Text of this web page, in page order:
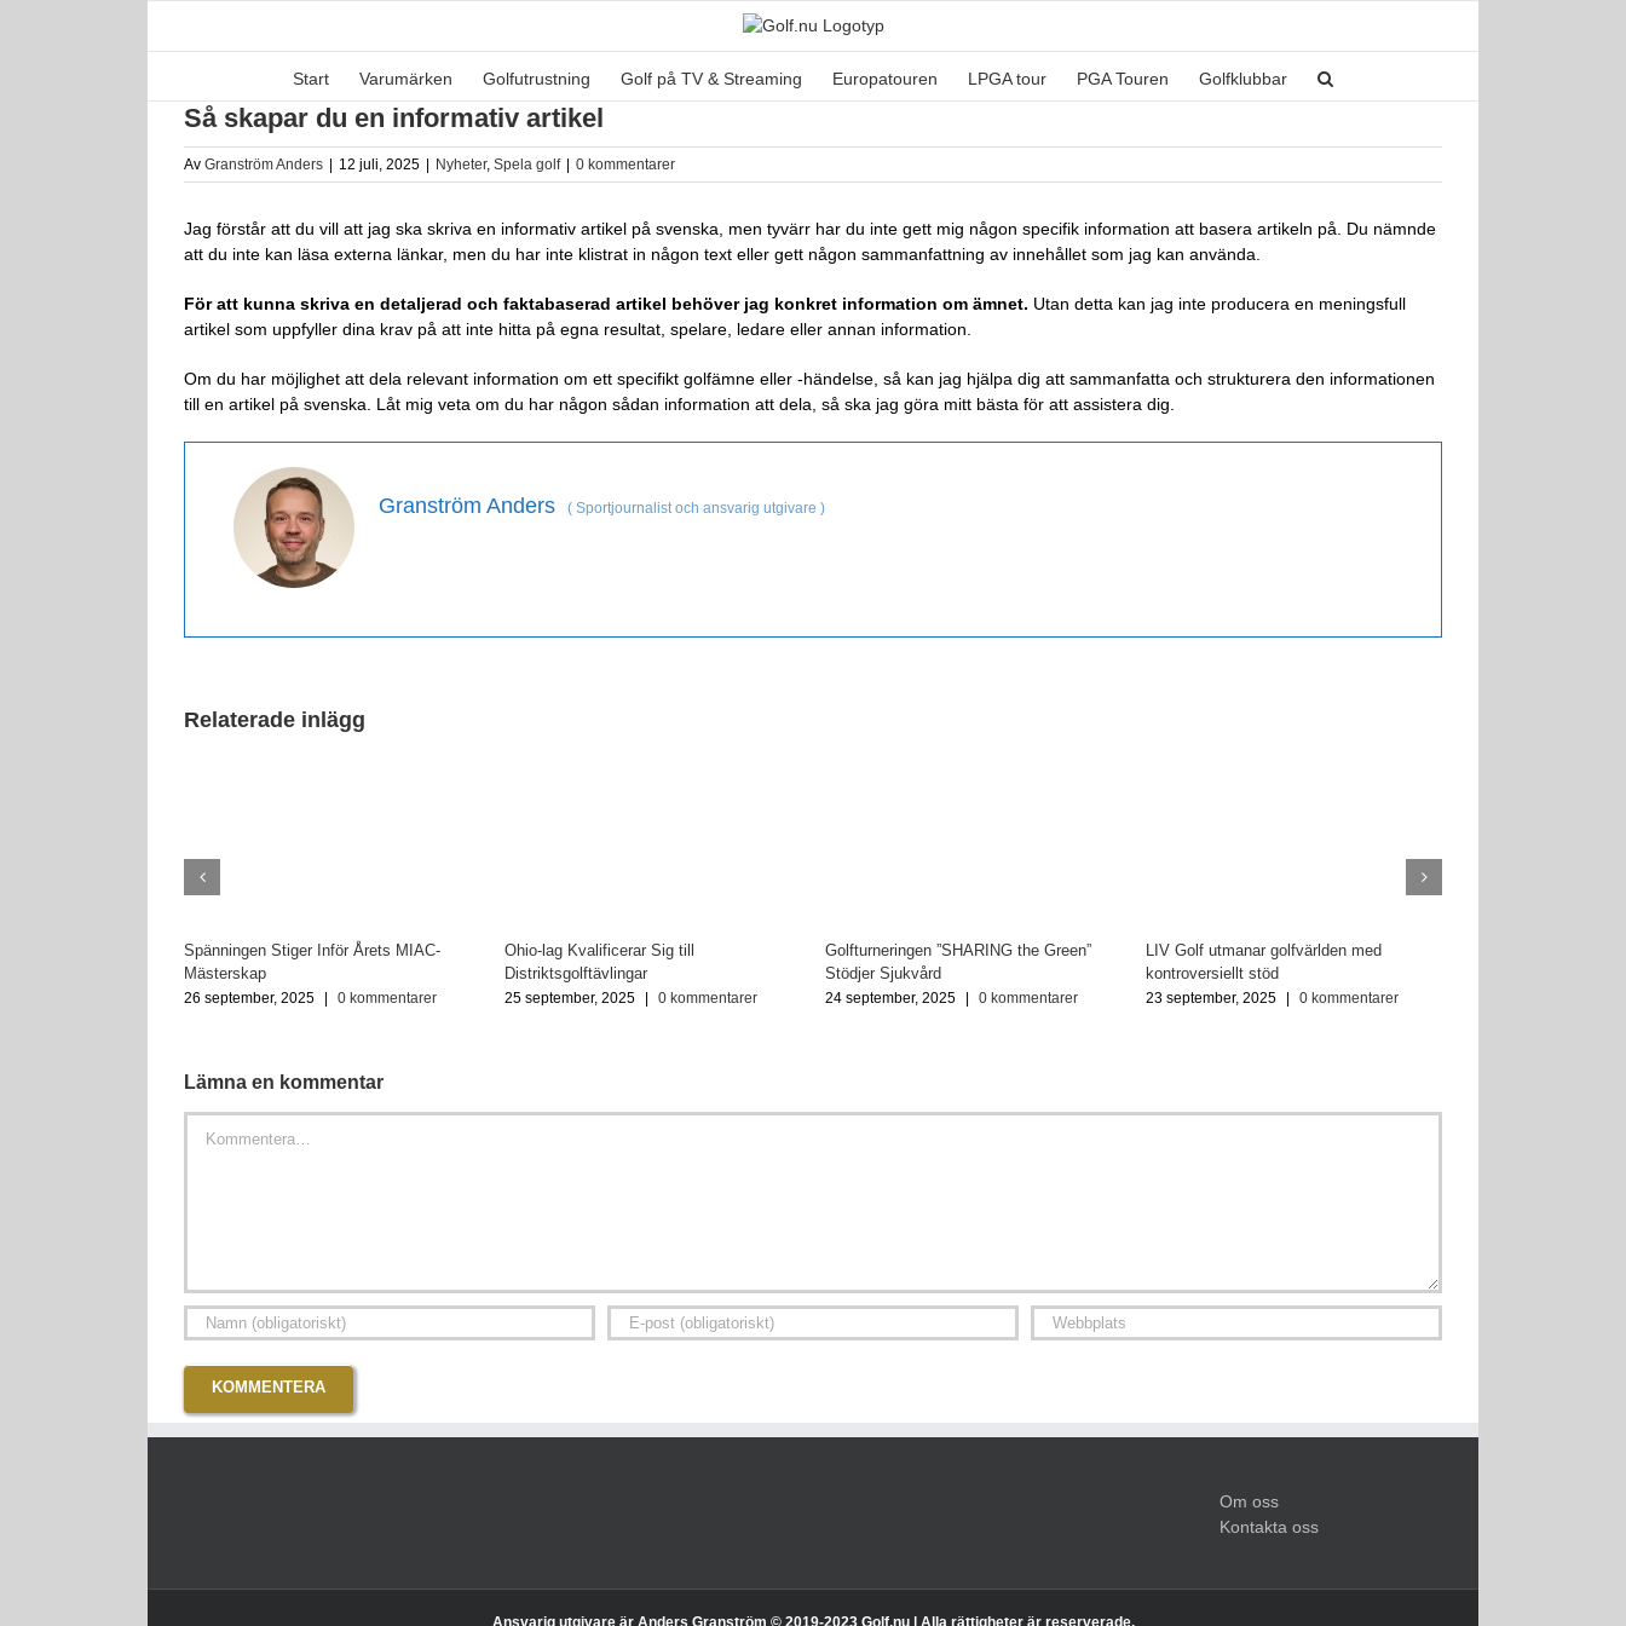
Start
Varumärken Golfutrustning Golf på TV & Streaming Europatouren LPGA tour PGA Touren Golfklubbar
Så skapar du en informativ artikel
Av Granström Anders 12 juli, 2025 Nyheter, Spela golf 0 kommentarer
Jag förstår att du vill att jag ska skriva en informativ artikel på svenska, men tyvärr har du inte gett mig någon specifik information att basera artikeln på. Du nämnde
att du inte kan läsa externa länkar, men du har inte klistrat in någon text eller gett någon sammanfattning av innehållet som jag kan använda.
För att kunna skriva en detaljerad och faktabaserad artikel behöver jag konkret information om ämnet. Utan detta kan jag inte producera en meningsfull
artikel som uppfyller dina krav på att inte hitta på egna resultat, spelare, ledare eller annan information.
Om du har möjlighet att dela relevant information om ett specifikt golfämne eller -händelse, så kan jag hjälpa dig att sammanfatta och strukturera den informationen
till en artikel på svenska. Låt mig veta om du har någon sådan information att dela, så ska jag göra mitt bästa för att assistera dig.
Granström Anders ( Sportjournalist och ansvarig utgivare )
Relaterade inlägg
Spänningen Stiger Inför Årets MIAC-
Mästerskap
26 september, 2025 | 0 kommentarer
Ohio-lag Kvalificerar Sig till
Distriktsgolftävlingar
25 september, 2025 | 0 kommentarer
Golfturneringen ”SHARING the Green”
Stödjer Sjukvård
24 september, 2025 | 0 kommentarer
LIV Golf utmanar golfvärlden med
kontroversiellt stöd
23 september, 2025 | 0 kommentarer
Lämna en kommentar
Kommentar
Om oss
Kontakta oss
Ansvarig utgivare är Anders Granström © 2019-2023 Golf.nu | Alla rättigheter är reserverade.